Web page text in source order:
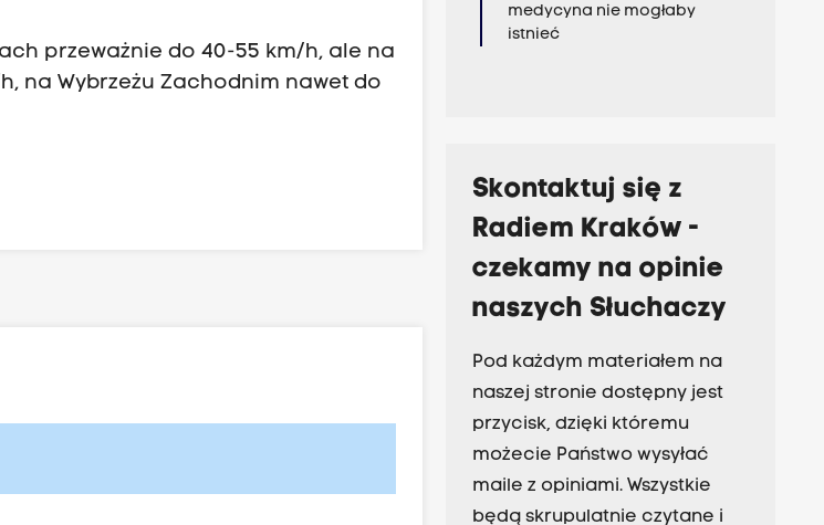
przeważnie do 40-55 km/h, ale na
na Wybrzeżu Zachodnim nawet do
medycyna nie mogłaby
istnieć
Skontaktuj się z
Radiem Kraków -
czekamy na opinie
naszych Słuchaczy
Pod każdym materiałem na
naszej stronie dostępny jest
przycisk, dzięki któremu
możecie Państwo wysyłać
maile z opiniami. Wszystkie
będą skrupulatnie czytane i